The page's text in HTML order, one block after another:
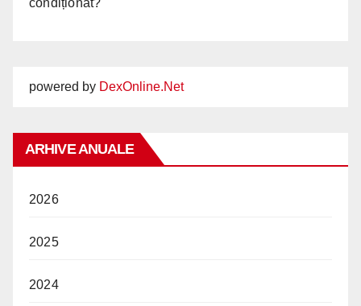
powered by DexOnline.Net
ARHIVE ANUALE
2026
2025
2024